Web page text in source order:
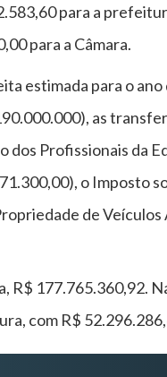
para a
para a Câmara.
estimada para o
as
Profissionais da
o Imposto
de
177.765.360,92.
com R$